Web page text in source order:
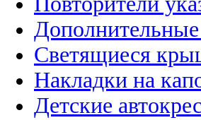
Светящиеся
Накладки на
Детские